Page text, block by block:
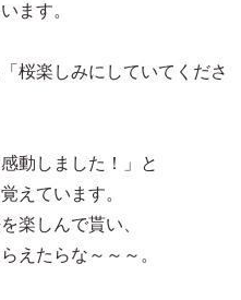
ます。
桜楽しみにしていてくださ
動しました！」と
えています。
楽しんで貰い、
えたらな～～～。